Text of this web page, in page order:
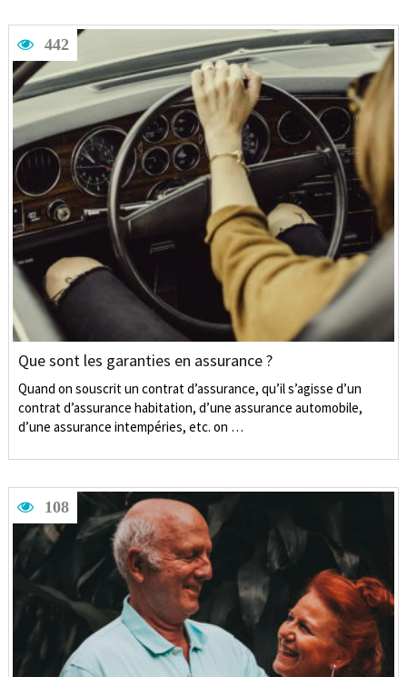
442
Que sont les garanties en assurance ?
Quand on souscrit un contrat d’assurance, qu’il s’agisse d’un
contrat d’assurance habitation, d’une assurance automobile,
d’une assurance intempéries, etc. on …
108